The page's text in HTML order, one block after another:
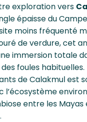
exploration vers
épaisse du
moins fréquenté
de verdure, cet
immersion totale
foules habituelles.
de Calakmul est
l’écosystème
entre les Mayas